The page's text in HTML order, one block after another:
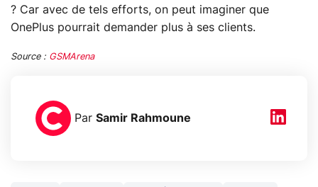
? Car avec de tels efforts, on peut imaginer que
OnePlus pourrait demander plus à ses clients.
Source : GSMArena
Par Samir Rahmoune